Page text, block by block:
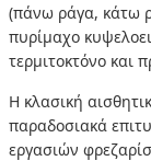
(πάνω ράγα, κάτω
πυρίμαχο
τερμιτοκτόνο και
Η κλασική
παραδοσιακά
εργασιών